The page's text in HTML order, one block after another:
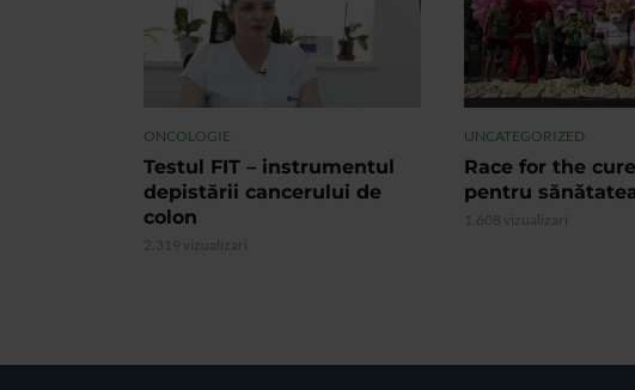
ONCOLOGIE
Testul FIT – instrumentul
depistării cancerului de
colon
2.319 vizualizari
UNCATEGORIZED
Race for the
pentru
1.608 vizualizari